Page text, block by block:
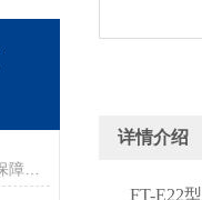
详情介绍
FT-E22型